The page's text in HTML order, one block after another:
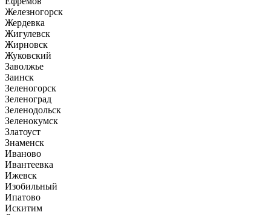
Железногорск
Жердевка
Жигулевск
Жирновск
Жуковский
Заволжье
Заинск
Зеленогорск
Зеленоград
Зеленодольск
Зеленокумск
Златоуст
Знаменск
Иваново
Ивантеевка
Ижевск
Изобильный
Ипатово
Искитим